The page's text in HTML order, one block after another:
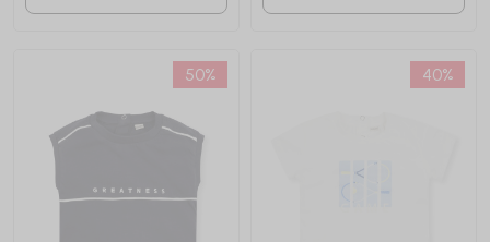
50% 40%